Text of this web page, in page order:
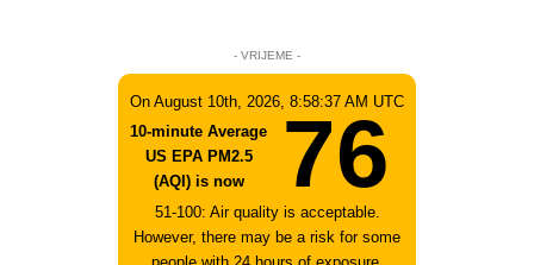
- VRIJEME -
On August 10th, 2026, 8:58:37 AM UTC
10-minute Average
US EPA PM2.5
(AQI) is now
76
51-100: Air quality is acceptable.
However, there may be a risk for some